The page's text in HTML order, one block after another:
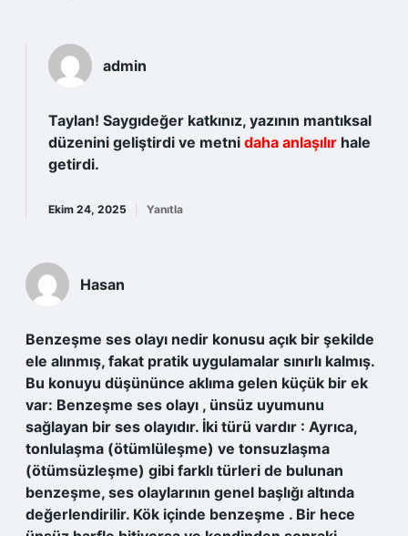
admin
Taylan! Saygıdeğer katkınız, yazının mantıksal
düzenini geliştirdi ve metni daha anlaşılır hale
getirdi.
Ekim 24, 2025 Yanıtla
Hasan
Benzeşme ses olayı nedir konusu açık bir şekilde
ele alınmış, fakat pratik uygulamalar sınırlı kalmış.
Bu konuyu düşününce aklıma gelen küçük bir ek
var: Benzeşme ses olayı , ünsüz uyumunu
sağlayan bir ses olayıdır. İki türü vardır : Ayrıca,
tonlulaşma (ötümlüleşme) ve tonsuzlaşma
(ötümsüzleşme) gibi farklı türleri de bulunan
benzeşme, ses olaylarının genel başlığı altında
değerlendirilir. Kök içinde benzeşme . Bir hece